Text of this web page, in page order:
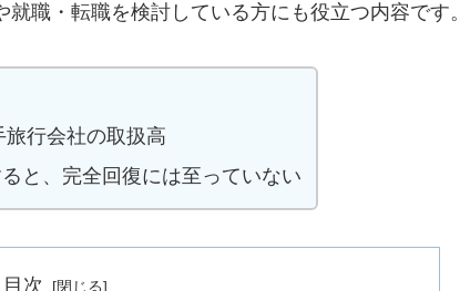
職・転職を検討している方にも役立つ内容です。
行会社の取扱高
と、完全回復には至っていない
目次